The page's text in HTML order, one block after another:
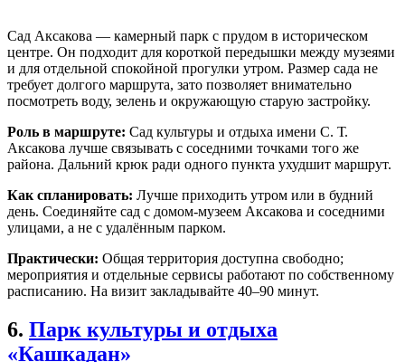
Сад Аксакова — камерный парк с прудом в историческом
центре. Он подходит для короткой передышки между музеями
и для отдельной спокойной прогулки утром. Размер сада не
требует долгого маршрута, зато позволяет внимательно
посмотреть воду, зелень и окружающую старую застройку.
Роль в маршруте: Сад культуры и отдыха имени С. Т.
Аксакова лучше связывать с соседними точками того же
района. Дальний крюк ради одного пункта ухудшит маршрут.
Как спланировать: Лучше приходить утром или в будний
день. Соединяйте сад с домом-музеем Аксакова и соседними
улицами, а не с удалённым парком.
Практически: Общая территория доступна свободно;
мероприятия и отдельные сервисы работают по собственному
расписанию. На визит закладывайте 40–90 минут.
6. Парк культуры и отдыха
«Кашкадан»